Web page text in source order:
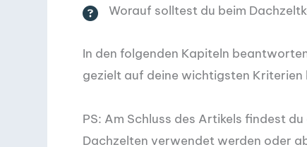
Worauf solltest du beim
In den folgenden Kapiteln
gezielt auf deine wichtigsten
PS: Am Schluss des Artikels findest du
Dachzelten verwendet werden oder